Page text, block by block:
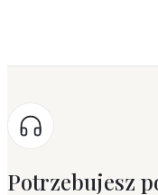
Potrzebujesz